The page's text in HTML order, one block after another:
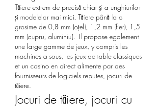
Tăiere extrem de precisă chiar și a unghiurilor
și modelelor mai mici. Tăiere până la o
grosime de 0,8 mm (oțel), 1,2 mm (fier), 1,5
mm (cupru, aluminiu).  Il propose egalement
une large gamme de jeux, y compris les
machines a sous, les jeux de table classiques
et un casino en direct alimente par des
fournisseurs de logiciels reputes, jocuri de
tăiere.
Jocuri de tăiere, jocuri cu